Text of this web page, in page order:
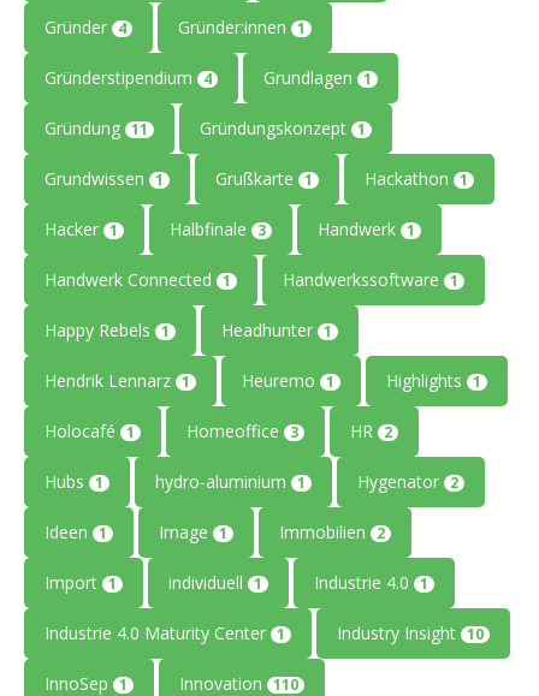
Gründer 4 Gründer:innen 1
Gründerstipendium 4 Grundlagen 1
Gründung 11 Gründungskonzept 1
Grundwissen 1 Grußkarte 1 Hackathon 1
Hacker 1 Halbfinale 3 Handwerk 1
Handwerk Connected 1 Handwerkssoftware 1
Happy Rebels 1 Headhunter 1
Hendrik Lennarz 1 Heuremo 1 Highlights 1
Holocafé 1 Homeoffice 3 HR 2
Hubs 1 hydro-aluminium 1 Hygenator 2
Ideen 1 Image 1 Immobilien 2
Import 1 individuell 1 Industrie 4.0 1
Industrie 4.0 Maturity Center 1 Industry Insight 10
InnoSep 1 Innovation 110